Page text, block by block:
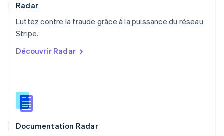
Radar
Luttez contre la fraude grâce à la puissance du réseau
Stripe.
Découvrir Radar
Documentation Radar
Pays-Bas
Pologne
English
PortuguêsEnglish
English
Roumanie
Royaume-Uni